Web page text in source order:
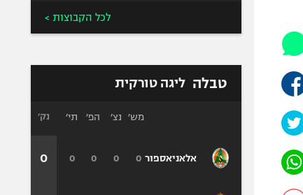
כדורמים
פוטבול אמריקאי NFL
אומנויות לחימה
לכל הקבוצות >
טבלה ליגה טורקית
אלאניאספור
מש׳ נצ׳ הפ׳ תי׳
0
0
0
0
נק׳
0